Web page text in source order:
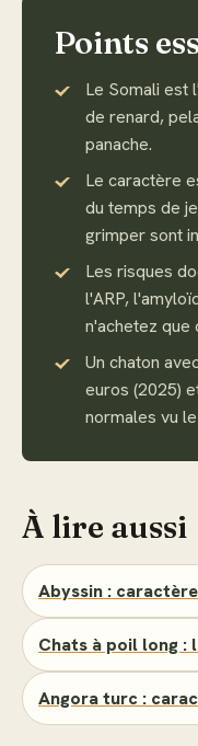
Points
Le Somali est
de renard,
panache.
Le caractère
du temps de
grimper sont
Les risques
l'ARP,
n'achetez que
Un chaton
euros (2025)
normales vu
À lire aussi
Abyssin :
Chats à poil long :
Angora turc :